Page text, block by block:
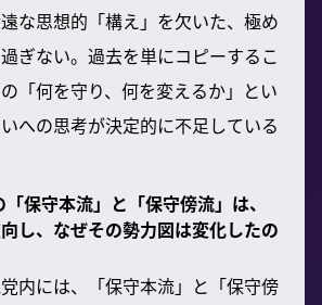
な思想的「構え」を欠いた、極め
ぎない。過去を単にコピーするこ
「何を守り、何を変えるか」とい
への思考が決定的に不足している
保守本流」と「保守傍流」は、
し、なぜその勢力図は変化したの
内には、「保守本流」と「保守傍